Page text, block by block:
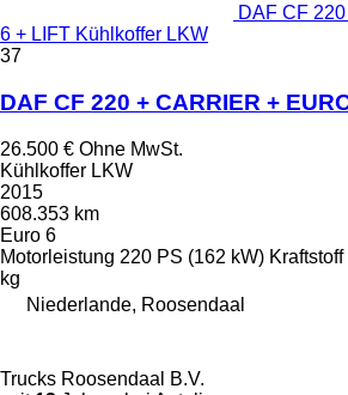
DAF CF
6 + LIFT Kühlkoffer LKW
37
DAF CF 220 + CARRIER +
26.500 € Ohne MwSt.
Kühlkoffer LKW
2015
608.353 km
Euro 6
Motorleistung 220 PS (162 kW) Kraftstoff
kg
Niederlande, Roosendaal
Trucks Roosendaal B.V.